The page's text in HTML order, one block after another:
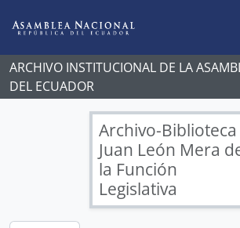
ARCHIVO INSTITUCIONAL DE LA
DEL ECUADOR
Archivo-Biblioteca
Juan León Mera
la Función
Legislativa